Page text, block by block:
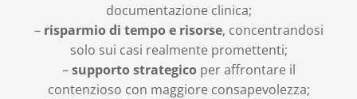
documentazione clinica;
– risparmio di tempo e risorse, concentrandosi
solo sui casi realmente promettenti;
–supporto strategicoper affrontare il
contenzioso con maggiore consapevolezza;